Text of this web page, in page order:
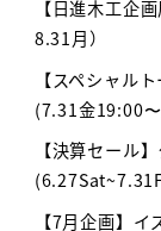
【日進木工企
8.31月）
【スペシャル
(7.31金19:00〜
【決算セール
【7月企画】